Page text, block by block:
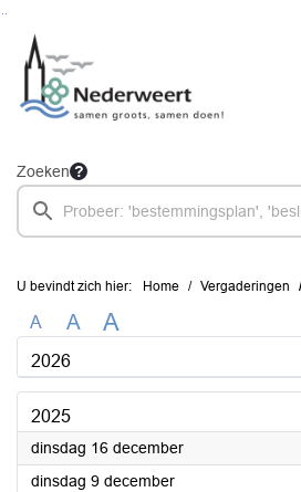
Zoeken
U bevindt zich hier: Home Vergaderingen
A A A
2026
2025
dinsdag 16 december2025
dinsdag 9 december2025